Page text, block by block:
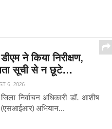
ने किया निरीक्षण,
सूची से न छूटे…
6, 2026
निर्वाचन अधिकारी डॉ. आशीष
(एसआईआर) अभियान...